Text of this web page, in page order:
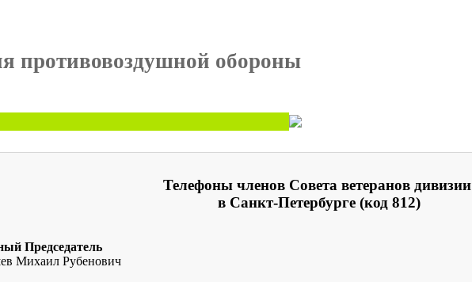
противовоздушной обороны
Телефоны членов Совета ветеранов дивизии
в Санкт-Петербурге (код 812)
Председатель
Михаил Рубенович